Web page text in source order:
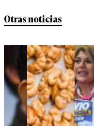
Otras noticias